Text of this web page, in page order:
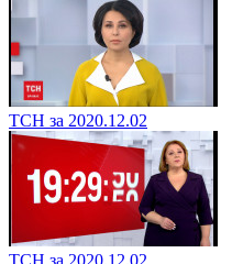
ТСН за 2020.12.02
ТСН за 2020.12.02